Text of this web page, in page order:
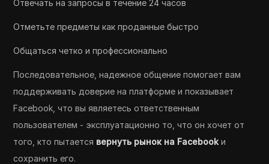
Отвечать на запросы в течение 24 часов
Отметьте предметы как проданные быстро
Общаться четко и профессионально
Последовательное, надежное общение помогает вам
поддерживать доверие на платформе и показывает
Facebook, что вы являетесь ответственным
пользователем - эксплуатационно то, что он хочет от
того, кто пытается вернуть рынок на Facebook и
сохранить его.